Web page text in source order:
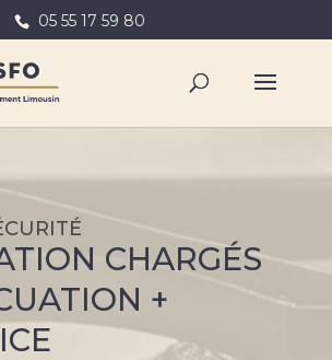
05 55 17 59 80
CHARGÉS
+